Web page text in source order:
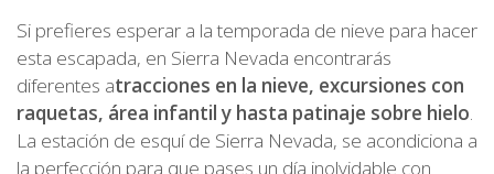
Si prefieres esperar a la temporada de nieve para hacer
esta escapada, en Sierra Nevada encontrarás
diferentes atracciones en la nieve, excursiones con
raquetas, área infantil y hasta patinaje sobre hielo.
La estación de esquí de Sierra Nevada, se acondiciona a
la perfección para que pases un día inolvidable con